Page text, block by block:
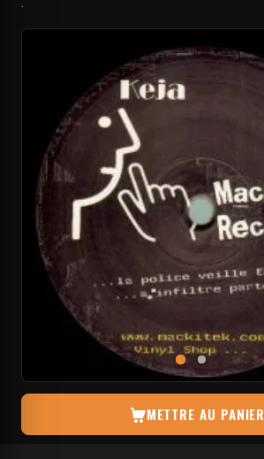
METTRE AU PANIER